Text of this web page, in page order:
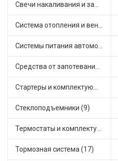
Свечи накаливания и зажигания (22)
Система отопления и вентиляции (8)
Системы питания автомобиля (15)
Средства от запотевания и размораживатели стекла (1)
Стартеры и комплектующие (27)
Стеклоподъемники (9)
Термостаты и комплектующие системы охлаждения (50)
Тормозная система (17)